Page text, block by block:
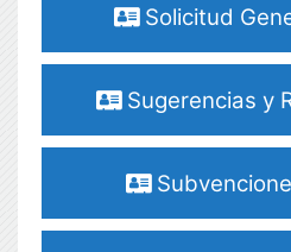
Solicitud
Sugerencias y